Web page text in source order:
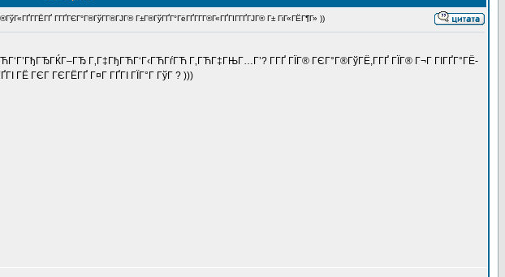
Г­ГҐГЄГ°Г®ГўГ­Г®ГЈГ® Г±Г®ГўГҐГ°ГёГҐГ­Г­Г®Г«ГҐГІГ­ГҐГЈГ® Г± ГіГ«ГЁГ¶Г» ))
Г‚Г‡ГђГЋГ‘Г‹ГЋГѓГЋ Г‚ГЋГ‡ГЊГ…Г’? Г­ГҐ ГЇГ® ГЄГ°Г®ГўГЁ,Г­ГҐ ГЇГ® Г¬Г ГІГҐГ°ГЁ-
ГЁ ГЄГ ГЄГЁГҐ Г¤Г ГҐГІ ГЇГ°Г ГўГ ? )))